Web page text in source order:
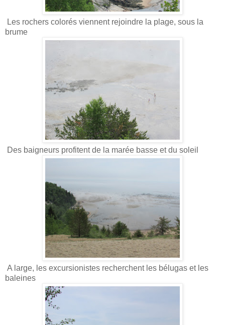
Les rochers colorés viennent rejoindre la plage, sous la
brume
Des baigneurs profitent de la marée basse et du soleil
A large, les excursionistes recherchent les bélugas et les
baleines